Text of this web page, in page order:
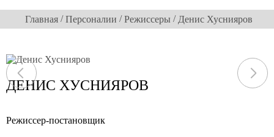
Главная /Персоналии /Режиссеры / Денис Хуснияров
ДЕНИС ХУСНИЯРОВ
Режиссер-постановщик